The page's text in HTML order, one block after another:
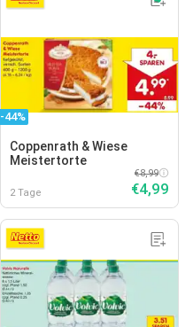
-44%
Coppenrath & Wiese
Meistertorte
2 Tage
€8,99
€4,99